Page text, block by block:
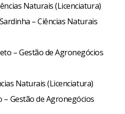
Naturais (Licenciatura)
– Ciências Naturais
– Gestão de Agronegócios
Naturais (Licenciatura)
Gestão de Agronegócios